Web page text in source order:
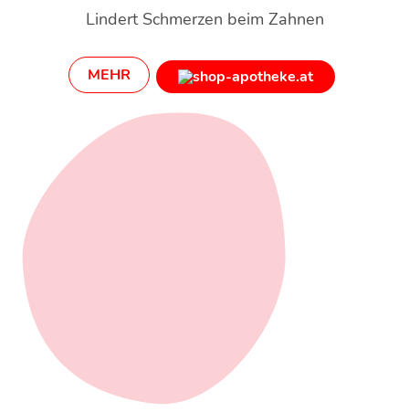
Lindert Schmerzen beim Zahnen
MEHR